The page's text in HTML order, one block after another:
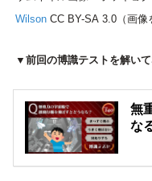
WilsonCC BY-SA 3.0（画像
▼前回の博識テストを解い
無
な